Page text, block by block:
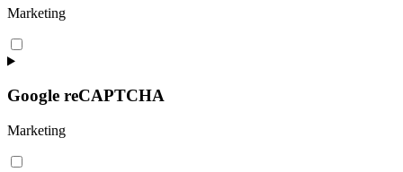
Marketing
Consent
to
google-
Google reCAPTCHA
Marketing
Consent